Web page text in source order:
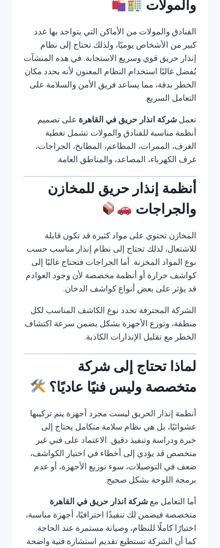
والمولات
الفنادق والمولات من الأماكن التي يتواجد بها عدد
كبير من الأشخاص يوميًا، ولذلك تحتاج إلى نظام
إنذار حريق قوي وسريع الاستجابة. في هذه المنشآت
يُفضل غالبًا استخدام النظام المعنون لأنه يحدد مكان
الخطر بدقة، مما يساعد فريق الأمن والسلامة على
التعامل السريع.
تعمل شركة انذار حريق في القاهرة على تصميم
أنظمة مناسبة للفنادق والمولات تشمل تغطية
الغرف، الممرات، المطاعم، المطابخ، الجراجات،
غرف الكهرباء، المصاعد، والمناطق العامة.
أنظمة إنذار حريق للمخازن
والجراجات
المخازن تحتوي على مواد كثيرة قد تكون قابلة
للاشتعال، لذلك تحتاج إلى نظام إنذار مناسب حسب
نوع المواد المخزنة. أما الجراجات فتحتاج غالبًا إلى
كواشف حرارة أو أنظمة مخصصة لأن وجود العوادم
قد يؤثر على بعض أنواع كواشف الدخان.
الشركة المحترفة تحدد نوع الكاشف المناسب لكل
منطقة، وتوزع الأجهزة بشكل يضمن سرعة اكتشاف
الخطر مع تقليل الإنذارات الكاذبة.
لماذا تحتاج إلى شركة
متخصصة وليس فنيًا عاديًا؟
أنظمة إنذار الحريق ليست مجرد أجهزة يتم تركيبها
عشوائيًا، بل هي نظام سلامة متكامل يحتاج إلى
خبرة ودراسة وتنفيذ دقيق. الاعتماد على فني غير
متخصص قد يؤدي إلى أخطاء في اختيار الكواشف،
ضعف في التوصيلات، سوء توزيع الأجهزة، أو عدم
برمجة اللوحة بشكل صحيح.
أما التعامل مع شركة انذار حريق في القاهرة
متخصصة فيضمن لك تنفيذًا احترافيًا، أجهزة مناسبة،
اختبارًا كاملًا للنظام، وصيانة مستمرة عند الحاجة.
كما أن الشركة تستطيع تقديم استشارة فنية واضحة